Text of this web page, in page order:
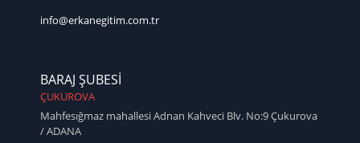
info@erkanegitim.com.tr
BARAJ ŞUBESİ
ÇUKUROVA
Mahfesığmaz mahallesi Adnan Kahveci Blv. No:9 Çukurova
/ ADANA